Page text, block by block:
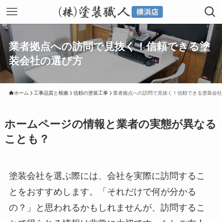
業者拠点への訪問で見抜く！信頼できる塗
装会社の選び方
ホーム 工事品質と根拠 信頼の塗装工事 業者拠点への訪問で見抜く！信頼できる塗装会
ホームページの情報と業者の実態が異なる
ことも？
塗装会社を選ぶ際には、会社を実際に訪問するこ
とをおすすめします。「それだけで何が分かる
の？」と思われるかもしれませんが、訪問するこ